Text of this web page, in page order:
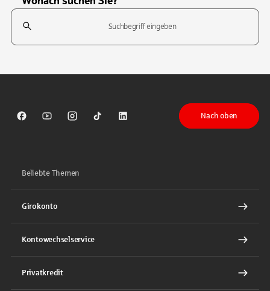
Suchfeld
Sparkasse auf Facebook
Sparkasse auf Youtube
Sparkasse auf Instagram
Sparkasse auf TikTok
Sparkasse auf LinkedIn
Nach oben
Beliebte Themen
Girokonto
Kontowechselservice
Privatkredit